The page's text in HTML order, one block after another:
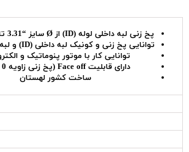
پخ زنی لبه داخلی لوله (ID) از Ø سایز “3.31 تا “10.59 اینچ
توانایی پخ زنی و کونیک لبه داخلی (ID) و لبه خارجی (OD)
توانایی کار با موتور پنوماتیک و
دارای قابلیت Face off (پخ زنی زاویه 0 درجه)
ساخت کشور لهستان